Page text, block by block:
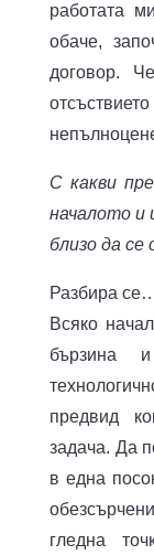
работата
обаче,
договор.
С какви
началото и
близо да
Разбира
Всяко
бързина
предвид
задача. Да
в една
гледна